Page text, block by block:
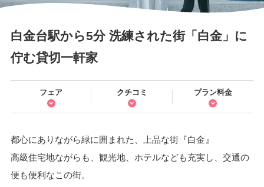
白金台駅から5分 洗練された街「白金」に
佇む貸切一軒家
フェア クチコミ プラン料金
都心にありながら緑に囲まれた、上品な街『白金』
高級住宅地ながらも、観光地、ホテルなども充実し、交通の
便も便利なこの街。